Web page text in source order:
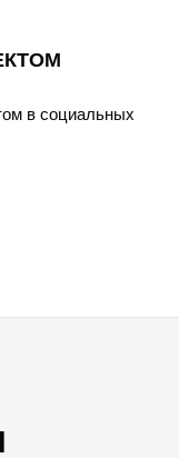
в социальных